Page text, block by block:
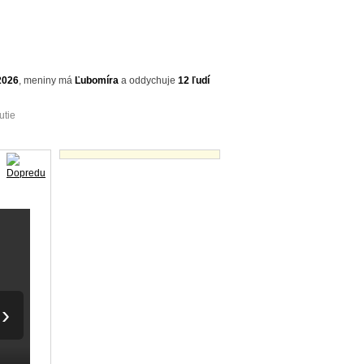
, meniny má Ľubomíra a oddychuje 12 ľudí
›